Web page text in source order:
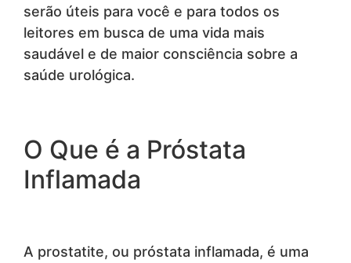
serão úteis para você e para todos os
leitores em busca de uma vida mais
saudável e de maior consciência sobre a
saúde urológica.
O Que é a Próstata
Inflamada
A prostatite, ou próstata inflamada, é uma